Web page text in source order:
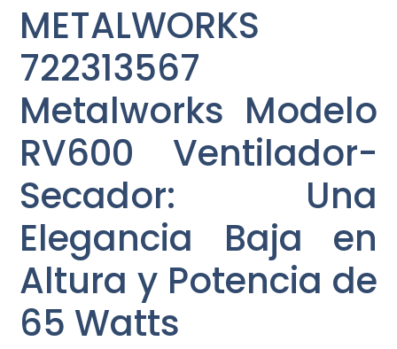
METALWORKS
722313567
Metalworks Modelo
RV600 Ventilador-
Secador: Una
Elegancia Baja en
Altura y Potencia de
65 Watts